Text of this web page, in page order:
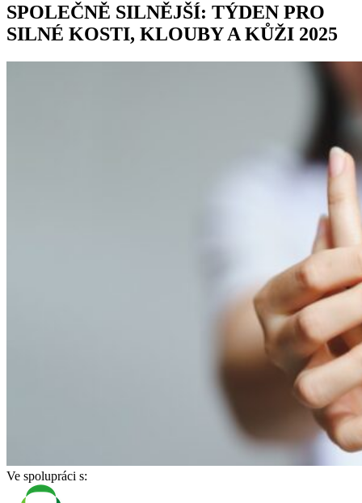
SPOLEČNĚ SILNĚJŠÍ: TÝDEN PRO
SILNÉ KOSTI, KLOUBY A KŮŽI 2025
Ve spolupráci s: